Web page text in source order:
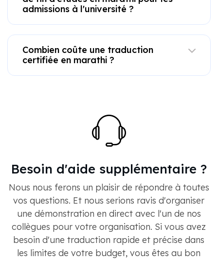
admissions à l'université ?
Combien coûte une traduction
certifiée en marathi ?
Besoin d'aide supplémentaire ?
Nous nous ferons un plaisir de répondre à toutes
vos questions. Et nous serions ravis d'organiser
une démonstration en direct avec l'un de nos
collègues pour votre organisation. Si vous avez
besoin d'une traduction rapide et précise dans
les limites de votre budget, vous êtes au bon